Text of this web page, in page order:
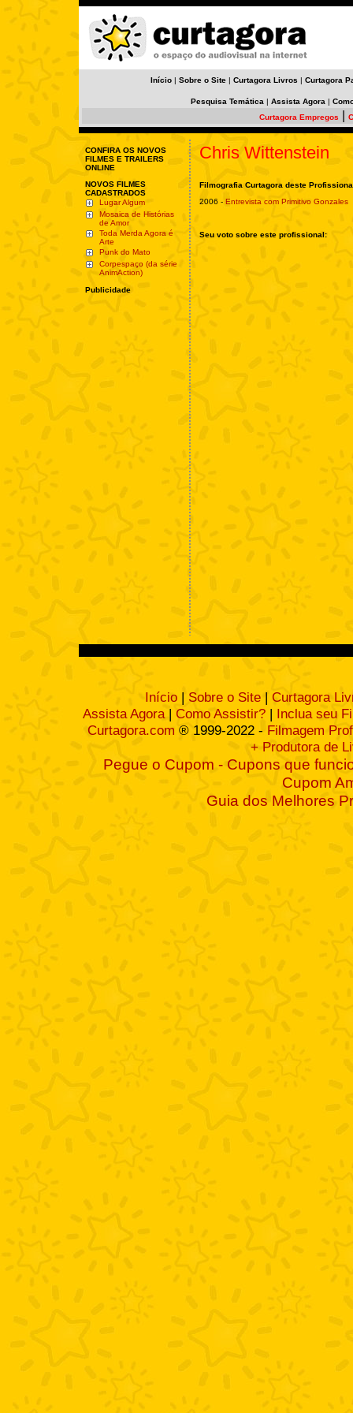
Início | Sobre o Site | Curtagora Livros | Curtagora
Pesquisa Temática | Assista Agora |
Curtagora Empregos
CONFIRA OS NOVOS
FILMES E TRAILERS
ONLINE
NOVOS FILMES
CADASTRADOS
Lugar Algum
Mosaica de Histórias
de Amor
Toda Merda Agora é
Arte
Punk do Mato
Corpespaço (da série
AnimAction)
Publicidade
Chris Wittenstein
Filmografia Curtagora deste
2006 - Entrevista com Primitivo Gonzales
Seu voto sobre este profissional:
Início | Sobre o Site | Curtagora
Assista Agora| Como Assistir? | Inclua seu
Curtagora.com ® 1999-2022 - Filmagem
+ Produtora de
Pegue o Cupom - Cupons que
Cupom
Guia dos Melhores